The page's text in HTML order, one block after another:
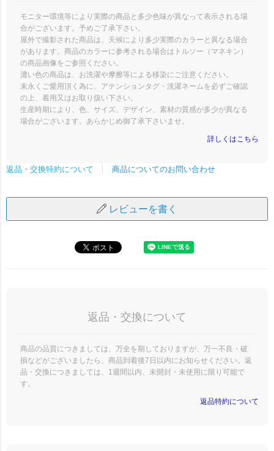
モニター環境等により実際の商品と多少色味が異なって表示される場
合がございます。予めご了承下さい。
屋外で撮影された商品は、天候により多少実際のカラーと異なる場合
があります。商品のカラーに参考される場合はトルソー（マネキン）
の商品画像をご参照ください。
濃い色の商品は、お洗濯や摩擦等による移染にご注意ください。
末永くご愛用頂く為に、アテンションタグ・洗濯ネームを必ずご確認
の上、着用又はお取り扱い下さい。
生産時期により、色、サイズ、デザイン、素材の質感が多少が異なる
場合がございます。あらかじめ御了承下さいませ。
詳しくはこちら
返品・交換特約について 商品についてのお問い合わせ
レビューを書く
返品・交換について
商品の品質につきましては、万全を期しておりますが、万一不良・破
損などがございましたら、商品到着後7日以内にお知らせください。返
品・交換につきましては、1週間以内、未開封・未使用に限り可能で
す。
返品特約について